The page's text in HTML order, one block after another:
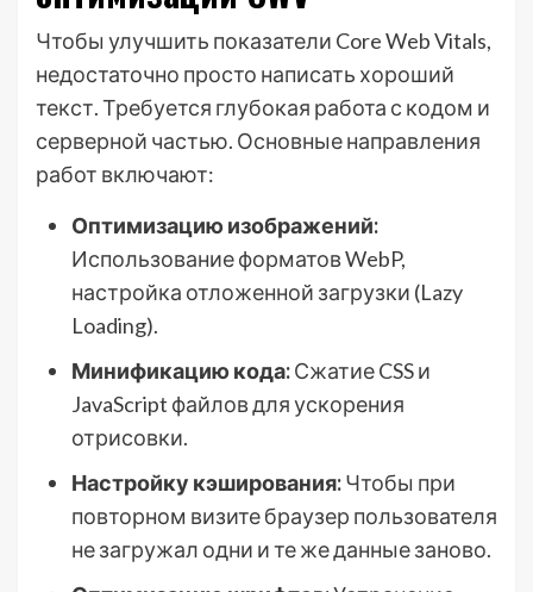
Чтобы улучшить показатели Core Web Vitals,
недостаточно просто написать хороший
текст. Требуется глубокая работа с кодом и
серверной частью. Основные направления
работ включают:
Оптимизацию изображений:
Использование форматов WebP,
настройка отложенной загрузки (Lazy
Loading).
Минификацию кода:Сжатие CSS и
JavaScript файлов для ускорения
отрисовки.
Настройку кэширования:Чтобы при
повторном визите браузер пользователя
не загружал одни и те же данные заново.